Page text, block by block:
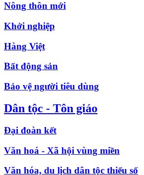
Nông thôn mới
Khởi nghiệp
Hàng Việt
Bất động sản
Bảo vệ người tiêu dùng
Dân tộc - Tôn giáo
Đại đoàn kết
Văn hoá - Xã hội vùng miền
Văn hóa, du lịch dân tộc thiểu số